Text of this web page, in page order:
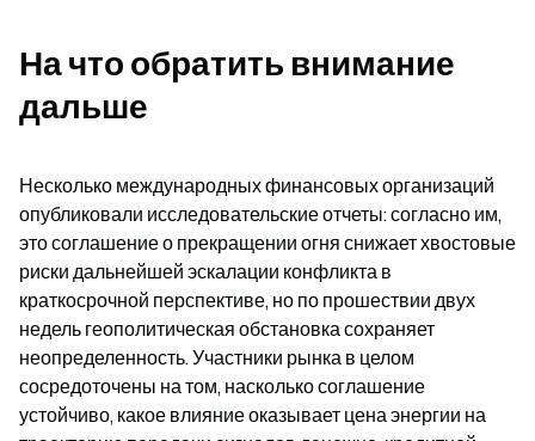
На что обратить внимание
дальше
Несколько международных финансовых организаций
опубликовали исследовательские отчеты: согласно им,
это соглашение о прекращении огня снижает хвостовые
риски дальнейшей эскалации конфликта в
краткосрочной перспективе, но по прошествии двух
недель геополитическая обстановка сохраняет
неопределенность. Участники рынка в целом
сосредоточены на том, насколько соглашение
устойчиво, какое влияние оказывает цена энергии на